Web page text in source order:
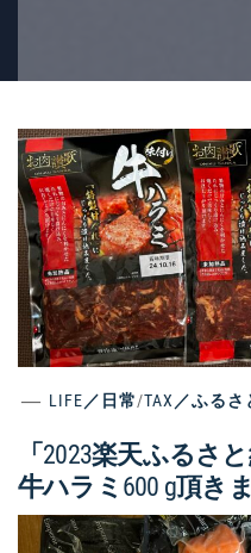
LIFE／日常/TAX／ふるさ
「2023楽天ふるさ
牛ハラミ600 g頂き